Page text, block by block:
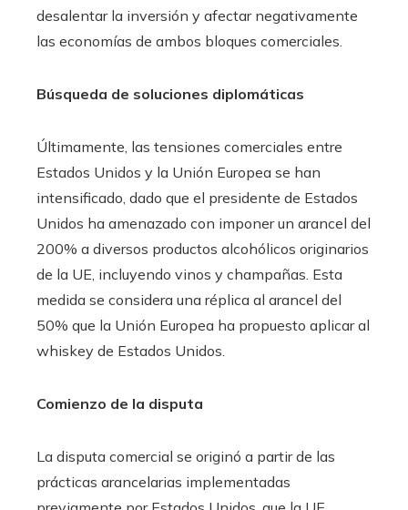
desalentar la inversión y afectar negativamente
las economías de ambos bloques comerciales.
Búsqueda de soluciones diplomáticas
Últimamente, las tensiones comerciales entre
Estados Unidos y la Unión Europea se han
intensificado, dado que el presidente de Estados
Unidos ha amenazado con imponer un arancel del
200% a diversos productos alcohólicos originarios
de la UE, incluyendo vinos y champañas. Esta
medida se considera una réplica al arancel del
50% que la Unión Europea ha propuesto aplicar al
whiskey de Estados Unidos.
Comienzo de la disputa
La disputa comercial se originó a partir de las
prácticas arancelarias implementadas